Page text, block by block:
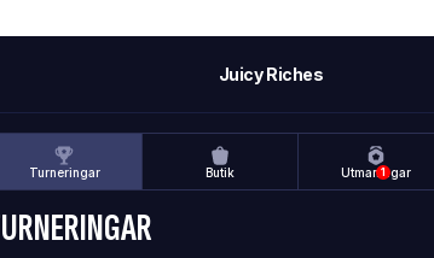
Juicy Riches
Turneringar Butik 1
Utmaningar